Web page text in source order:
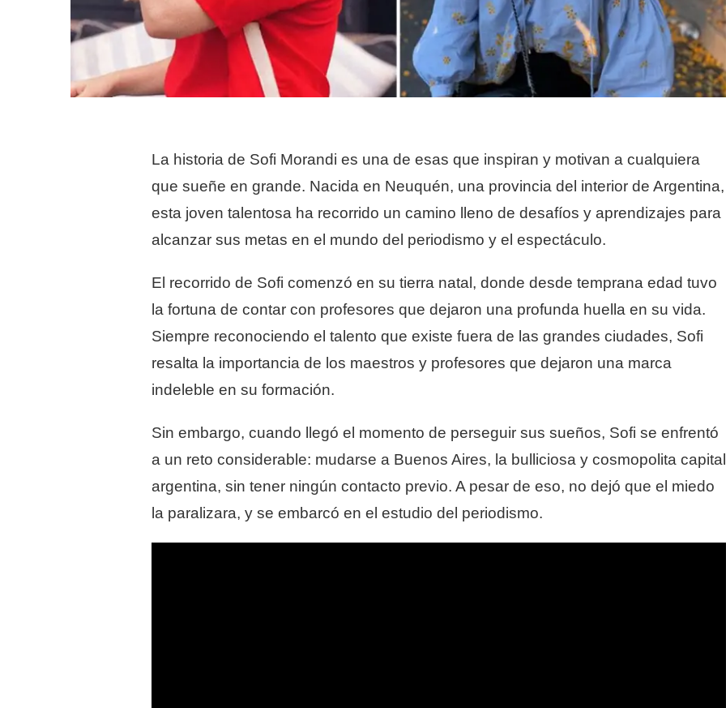
La historia de Sofi Morandi es una de esas que inspiran y motivan a cualquiera
que sueñe en grande. Nacida en Neuquén, una provincia del interior de Argentina,
esta joven talentosa ha recorrido un camino lleno de desafíos y aprendizajes para
alcanzar sus metas en el mundo del periodismo y el espectáculo.
El recorrido de Sofi comenzó en su tierra natal, donde desde temprana edad tuvo
la fortuna de contar con profesores que dejaron una profunda huella en su vida.
Siempre reconociendo el talento que existe fuera de las grandes ciudades, Sofi
resalta la importancia de los maestros y profesores que dejaron una marca
indeleble en su formación.
Sin embargo, cuando llegó el momento de perseguir sus sueños, Sofi se enfrentó
a un reto considerable: mudarse a Buenos Aires, la bulliciosa y cosmopolita capital
argentina, sin tener ningún contacto previo. A pesar de eso, no dejó que el miedo
la paralizara, y se embarcó en el estudio del periodismo.